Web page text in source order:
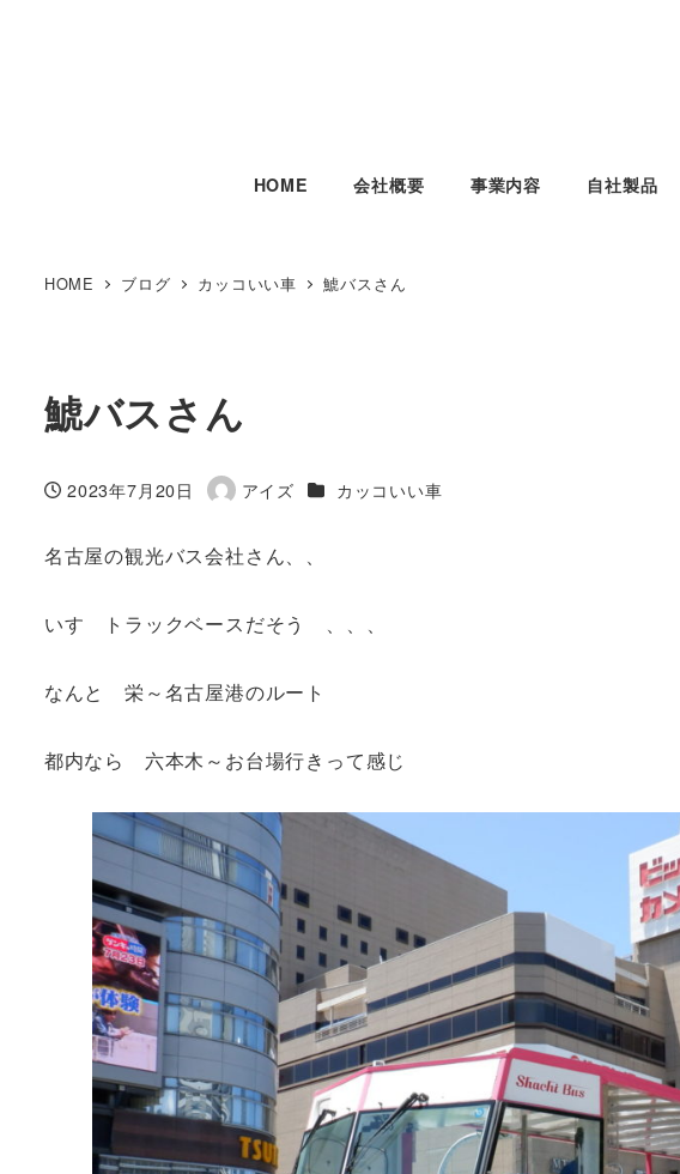
HOME 会社概要 事業内容 自社製品
HOME ブログ カッコいい車 鯱バスさん
鯱バスさん
投稿日
2023年7月20日
著
アイズ カテゴリー
カッコいい車
名古屋の観光バス会社さん、、
いすゞトラックベースだそう 、、、
なんと 栄～名古屋港のルート
都内なら 六本木～お台場行きって感じ